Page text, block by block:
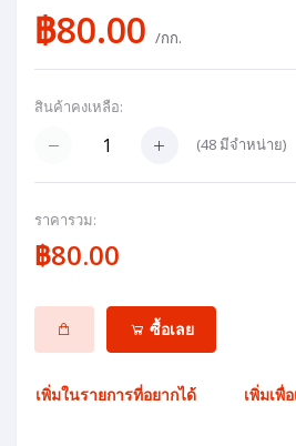
฿80.00 /กก.
สินค้าคงเหลือ:
(48มีจำหน่าย)
ราคารวม:
฿80.00
ซื้อเลย
เพิ่มในรายการที่อยากได้ เพิ่มเพื่